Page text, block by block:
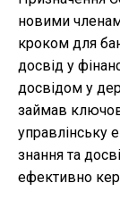
новими
кроком для
досвід у
досвідом у
займав
управлінську
знання та
ефективно